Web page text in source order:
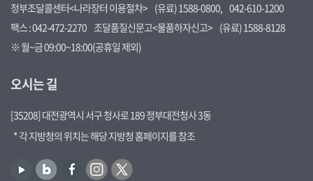
정부조달콜센터<나라장터 이용절차> (유료) 1588-0800, 042-610-1200
팩스 : 042-472-2270 조달품질신문고<물품하자신고> (유료) 1588-8128
※ 월~금 09:00~18:00(공휴일 제외)
오시는 길
[35208] 대전광역시 서구 청사로 189 정부대전청사 3동
* 각 지방청의 위치는 해당 지방청 홈페이지를 참조
블
인
트